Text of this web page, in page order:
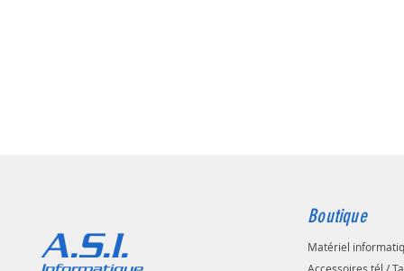
A.S.I.
Boutique
Matériel